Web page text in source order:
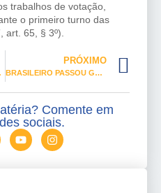
trabalhos de votação,
o primeiro turno das
art. 65, § 3º).
PRÓXIMO
BRASILEIRO PASSOU GANHAR A VIDA FAZENDO “BICOS”
Comente em
sociais.